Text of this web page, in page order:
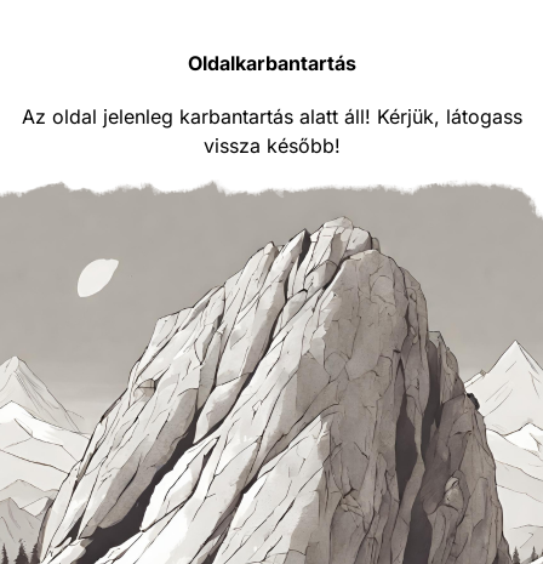
Oldalkarbantartás
Az oldal jelenleg karbantartás alatt áll! Kérjük, látogass
vissza később!